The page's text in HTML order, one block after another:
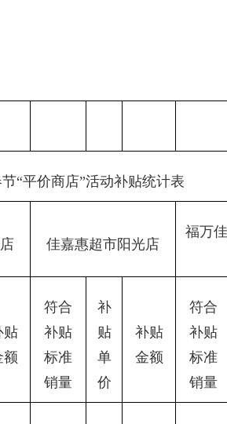
“平价商店”活动补贴统计表
佳嘉惠超市阳光店
福万
贴
额
符合
补贴
标准
销量
补
贴
单
价
补贴
金额
符合
补贴
标准
销量